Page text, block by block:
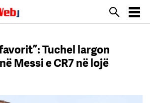
Tuchel largon
Messi e CR7 në lojë